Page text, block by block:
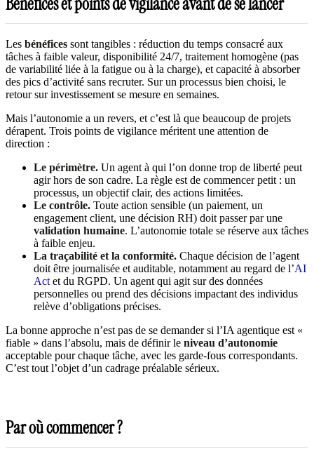
Les bénéfices sont tangibles : réduction du temps consacré aux
tâches à faible valeur, disponibilité 24/7, traitement homogène (pas
de variabilité liée à la fatigue ou à la charge), et capacité à absorber
des pics d’activité sans recruter. Sur un processus bien choisi, le
retour sur investissement se mesure en semaines.
Mais l’autonomie a un revers, et c’est là que beaucoup de projets
dérapent. Trois points de vigilance méritent une attention de
direction :
Le périmètre. Un agent à qui l’on donne trop de liberté peut
agir hors de son cadre. La règle est de commencer petit : un
processus, un objectif clair, des actions limitées.
Le contrôle. Toute action sensible (un paiement, un
engagement client, une décision RH) doit passer par une
validation humaine. L’autonomie totale se réserve aux tâches
à faible enjeu.
La traçabilité et la conformité. Chaque décision de l’agent
doit être journalisée et auditable, notamment au regard de l’AI
Act et du RGPD. Un agent qui agit sur des données
personnelles ou prend des décisions impactant des individus
relève d’obligations précises.
La bonne approche n’est pas de se demander si l’IA agentique est «
fiable » dans l’absolu, mais de définir le niveau d’autonomie
acceptable pour chaque tâche, avec les garde-fous correspondants.
C’est tout l’objet d’un cadrage préalable sérieux.
Par où commencer ?